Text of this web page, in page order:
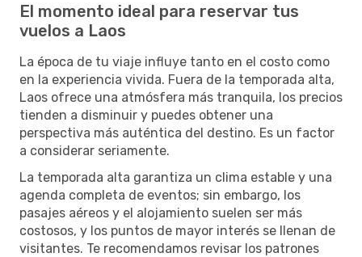
El momento ideal para reservar tus
vuelos a Laos
La época de tu viaje influye tanto en el costo como
en la experiencia vivida. Fuera de la temporada alta,
Laos ofrece una atmósfera más tranquila, los precios
tienden a disminuir y puedes obtener una
perspectiva más auténtica del destino. Es un factor
a considerar seriamente.
La temporada alta garantiza un clima estable y una
agenda completa de eventos; sin embargo, los
pasajes aéreos y el alojamiento suelen ser más
costosos, y los puntos de mayor interés se llenan de
visitantes. Te recomendamos revisar los patrones